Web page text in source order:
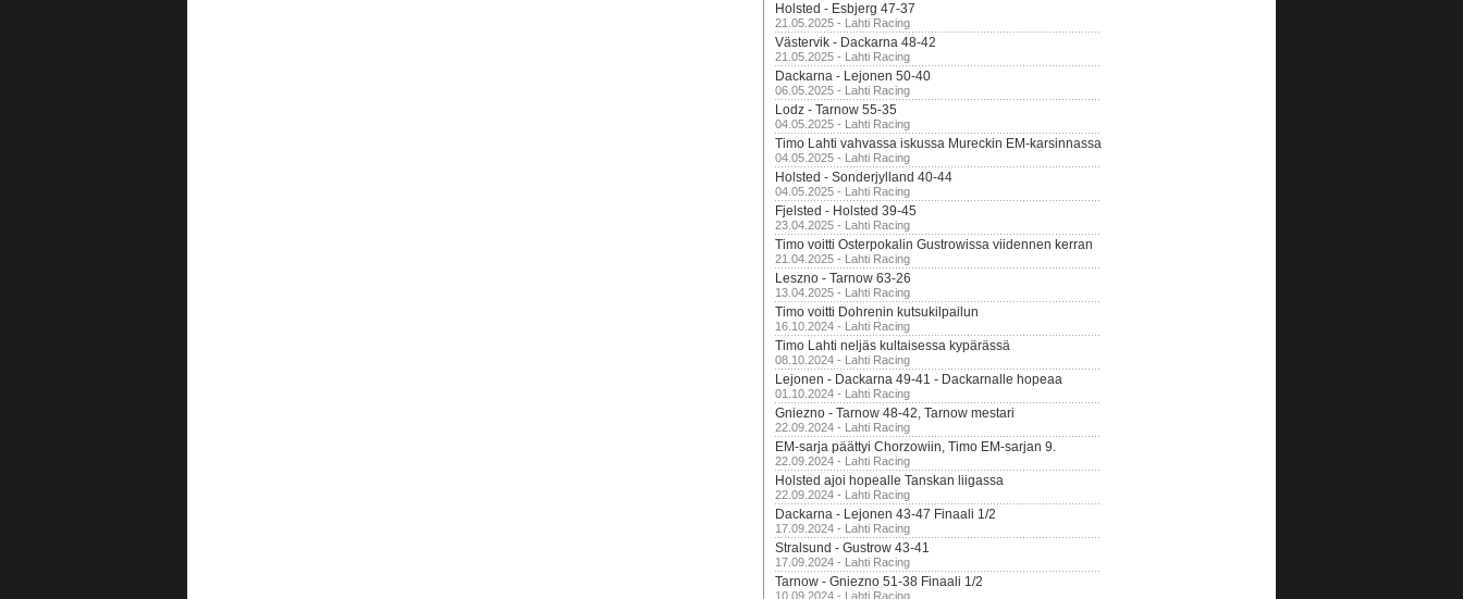
Holsted - Esbjerg 47-37
21.05.2025 - Lahti Racing
Västervik - Dackarna 48-42
21.05.2025 - Lahti Racing
Dackarna - Lejonen 50-40
06.05.2025 - Lahti Racing
Lodz - Tarnow 55-35
04.05.2025 - Lahti Racing
Timo Lahti vahvassa iskussa Mureckin EM-karsinnassa
04.05.2025 - Lahti Racing
Holsted - Sonderjylland 40-44
04.05.2025 - Lahti Racing
Fjelsted - Holsted 39-45
23.04.2025 - Lahti Racing
Timo voitti Osterpokalin Gustrowissa viidennen kerran
21.04.2025 - Lahti Racing
Leszno - Tarnow 63-26
13.04.2025 - Lahti Racing
Timo voitti Dohrenin kutsukilpailun
16.10.2024 - Lahti Racing
Timo Lahti neljäs kultaisessa kypärässä
08.10.2024 - Lahti Racing
Lejonen - Dackarna 49-41 - Dackarnalle hopeaa
01.10.2024 - Lahti Racing
Gniezno - Tarnow 48-42, Tarnow mestari
22.09.2024 - Lahti Racing
EM-sarja päättyi Chorzowiin, Timo EM-sarjan 9.
22.09.2024 - Lahti Racing
Holsted ajoi hopealle Tanskan liigassa
22.09.2024 - Lahti Racing
Dackarna - Lejonen 43-47 Finaali 1/2
17.09.2024 - Lahti Racing
Stralsund - Gustrow 43-41
17.09.2024 - Lahti Racing
Tarnow - Gniezno 51-38 Finaali 1/2
10.09.2024 - Lahti Racing